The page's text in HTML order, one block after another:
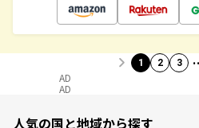
1 2 3
AD
AD
人気の国と地域から探す